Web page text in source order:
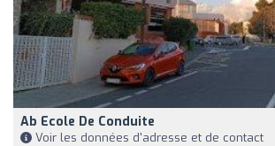
Ab Ecole De Conduite
Voir les données d'adresse et de contact